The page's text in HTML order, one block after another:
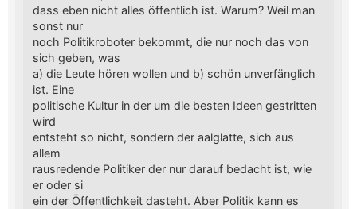
dass eben nicht alles öffentlich ist. Warum? Weil man
sonst nur
noch Politikroboter bekommt, die nur noch das von
sich geben, was
a) die Leute hören wollen und b) schön unverfänglich
ist. Eine
politische Kultur in der um die besten Ideen gestritten
wird
entsteht so nicht, sondern der aalglatte, sich aus
allem
rausredende Politiker der nur darauf bedacht ist, wie
er oder si
ein der Öffentlichkeit dasteht. Aber Politik kann es